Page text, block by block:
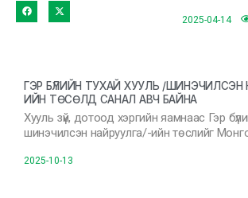
2025-04-14
ГЭР БҮЛИЙН ТУХАЙ ХУУЛЬ /ШИНЭЧИЛСЭН
ИЙН ТӨСӨЛД САНАЛ АВЧ БАЙНА
Хууль зүй, дотоод хэргийн яамнаас Гэр
шинэчилсэн найруулга/-ийн төслийг
2025-10-13